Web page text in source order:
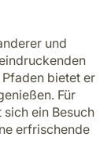
und
bietet er
Für
ein Besuch
erfrischende